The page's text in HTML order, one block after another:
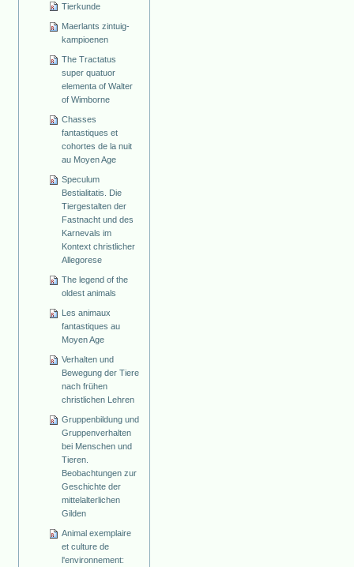
Tierkunde
Maerlants zintuig-
kampioenen
The Tractatus
super quatuor
elementa of Walter
of Wimborne
Chasses
fantastiques et
cohortes de la nuit
au Moyen Age
Speculum
Bestialitatis. Die
Tiergestalten der
Fastnacht und des
Karnevals im
Kontext christlicher
Allegorese
The legend of the
oldest animals
Les animaux
fantastiques au
Moyen Age
Verhalten und
Bewegung der Tiere
nach frühen
christlichen Lehren
Gruppenbildung und
Gruppenverhalten
bei Menschen und
Tieren.
Beobachtungen zur
Geschichte der
mittelalterlichen
Gilden
Animal exemplaire
et culture de
l'environnement: